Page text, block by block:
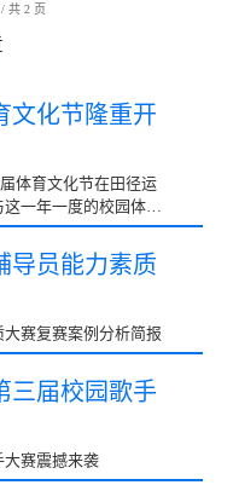
共 2 页
文化节隆重开
体育文化节在田径运
一年一度的校园体育
、副校长吴炎龙、党
导员能力素质
赛复赛案例分析简报
届校园歌手
赛震撼来袭